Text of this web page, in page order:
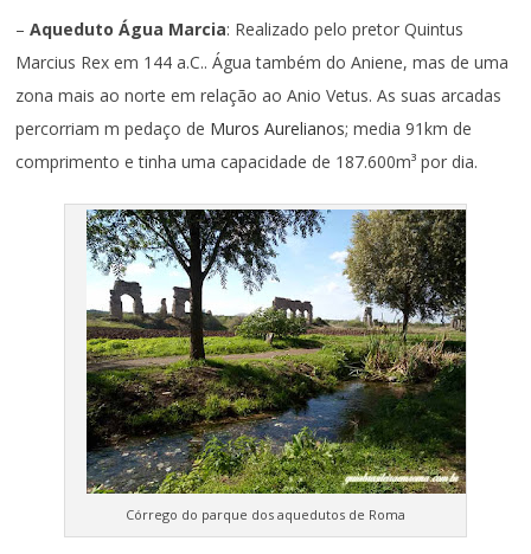
– Aqueduto Água Marcia: Realizado pelo pretor Quintus
Marcius Rex em 144 a.C.. Água também do Aniene, mas de uma
zona mais ao norte em relação ao Anio Vetus. As suas arcadas
percorriam m pedaço de Muros Aurelianos; media 91km de
comprimento e tinha uma capacidade de 187.600m³ por dia.
Córrego do parque dos aquedutos de Roma